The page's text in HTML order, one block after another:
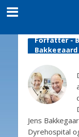
Forfatter -
Bakkegaard
Jens
Dyrehospital